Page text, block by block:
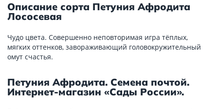
Описание сорта Петуния Афродита
Лососевая
Чудо цвета. Совершенно неповторимая игра тёплых,
мягких оттенков, завораживающий головокружительный
омут счастья.
Петуния Афродита. Семена почтой.
Интернет-магазин «Сады России».